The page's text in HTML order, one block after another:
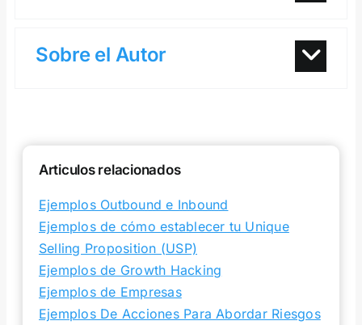
Sobre el Autor
Articulos relacionados
Ejemplos Outbound e Inbound
Ejemplos de cómo establecer tu Unique
Selling Proposition (USP)
Ejemplos de Growth Hacking
Ejemplos de Empresas
Ejemplos De Acciones Para Abordar Riesgos